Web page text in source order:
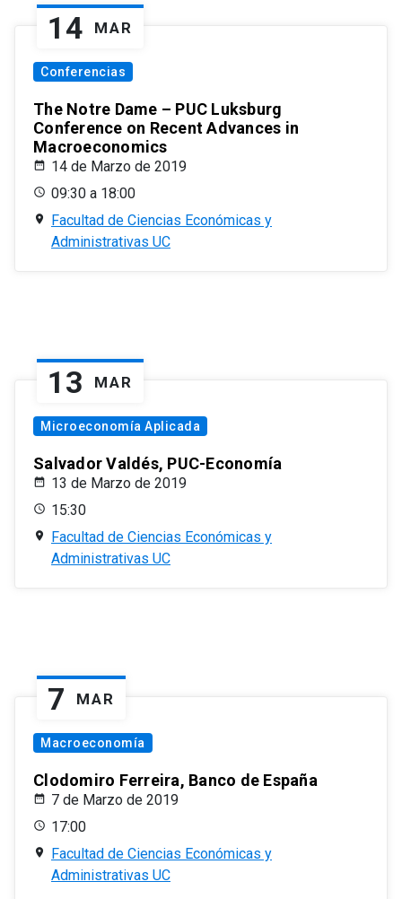
14 MAR
Conferencias
The Notre Dame – PUC Luksburg
Conference on Recent Advances in
Macroeconomics
14 de Marzo de 2019
09:30 a 18:00
Facultad de Ciencias Económicas y
Administrativas UC
13 MAR
Microeconomía Aplicada
Salvador Valdés, PUC-Economía
13 de Marzo de 2019
15:30
Facultad de Ciencias Económicas y
Administrativas UC
7 MAR
Macroeconomía
Clodomiro Ferreira, Banco de España
7 de Marzo de 2019
17:00
Facultad de Ciencias Económicas y
Administrativas UC